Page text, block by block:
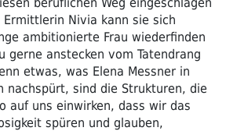
Nivia kann sie sich
ambitionierte Frau wiederfinden
gerne anstecken vom Tatendrang
etwas, was Elena Messner in
nachspürt, sind die Strukturen, die
auf uns einwirken, dass wir das
spüren und glauben,